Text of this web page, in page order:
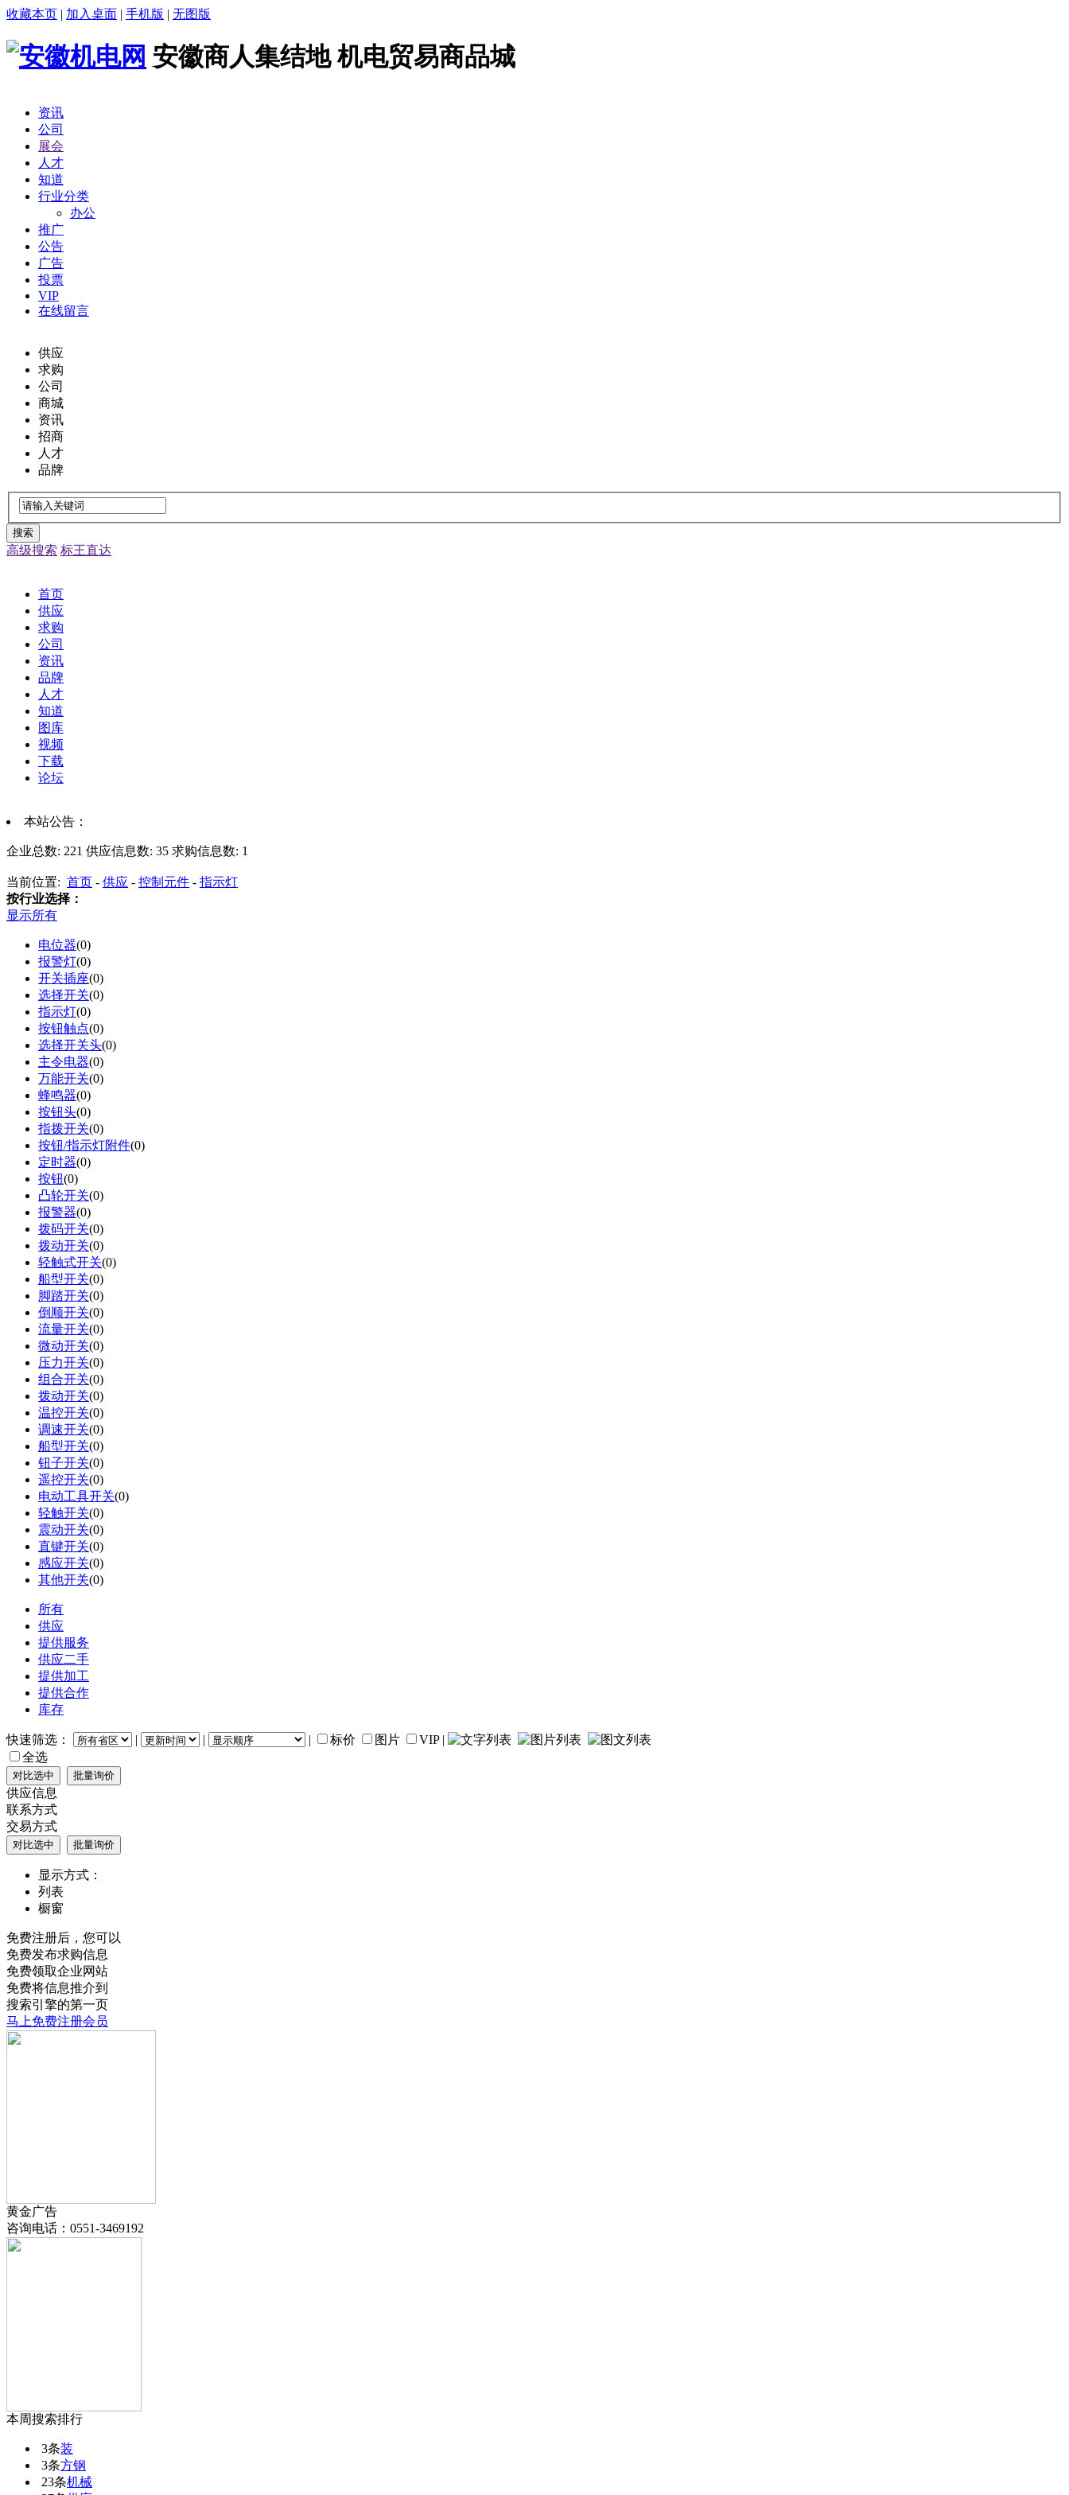
收藏本页 | 加入桌面 | 手机版 | 无图版
安徽商人集结地 机电贸易商品城
资讯
公司
展会
人才
知道
行业分类
办公
推广
公告
广告
投票
VIP
在线留言
供应
求购
公司
商城
资讯
招商
人才
品牌
搜索
高级搜索 标王直达
首页
供应
求购
公司
资讯
品牌
人才
知道
图库
视频
下载
论坛
本站公告：
企业总数: 221 供应信息数: 35 求购信息数: 1
当前位置: 首页 - 供应 - 控制元件 - 指示灯
按行业选择：
显示所有
电位器(0)
报警灯(0)
开关插座(0)
选择开关(0)
指示灯(0)
按钮触点(0)
选择开关头(0)
主令电器(0)
万能开关(0)
蜂鸣器(0)
按钮头(0)
指拨开关(0)
按钮/指示灯附件(0)
定时器(0)
按钮(0)
凸轮开关(0)
报警器(0)
拨码开关(0)
拨动开关(0)
轻触式开关(0)
船型开关(0)
脚踏开关(0)
倒顺开关(0)
流量开关(0)
微动开关(0)
压力开关(0)
组合开关(0)
拨动开关(0)
温控开关(0)
调速开关(0)
船型开关(0)
钮子开关(0)
遥控开关(0)
电动工具开关(0)
轻触开关(0)
震动开关(0)
直键开关(0)
感应开关(0)
其他开关(0)
所有
供应
提供服务
供应二手
提供加工
提供合作
库存
快速筛选： 标价 图片 VIP
全选
供应信息
联系方式
交易方式
显示方式：
列表
橱窗
免费注册后，您可以
免费发布求购信息
免费领取企业网站
免费将信息推介到
搜索引擎的第一页
马上免费注册会员
黄金广告
咨询电话： 0551-3469192
本周搜索排行
3条装
3条方钢
23条机械